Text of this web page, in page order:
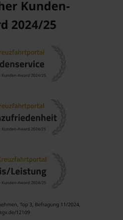
Kreuzfahrten nach
führt Sie häufig durch folgende
für Reisende, die Kultur und
seine vielfältigen Kulturen,
faszinierendes Ziel mit
atemberaubenden
Ziel mit unglaublichen